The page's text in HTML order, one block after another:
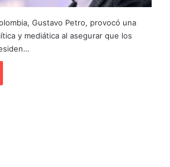
Gustavo Petro, provocó una
y mediática al asegurar que los